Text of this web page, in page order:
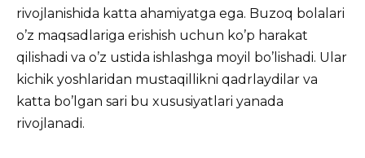
rivojlanishida katta ahamiyatga ega. Buzoq bolalari
o’z maqsadlariga erishish uchun ko’p harakat
qilishadi va o’z ustida ishlashga moyil bo’lishadi. Ular
kichik yoshlaridan mustaqillikni qadrlaydilar va
katta bo’lgan sari bu xususiyatlari yanada
rivojlanadi.